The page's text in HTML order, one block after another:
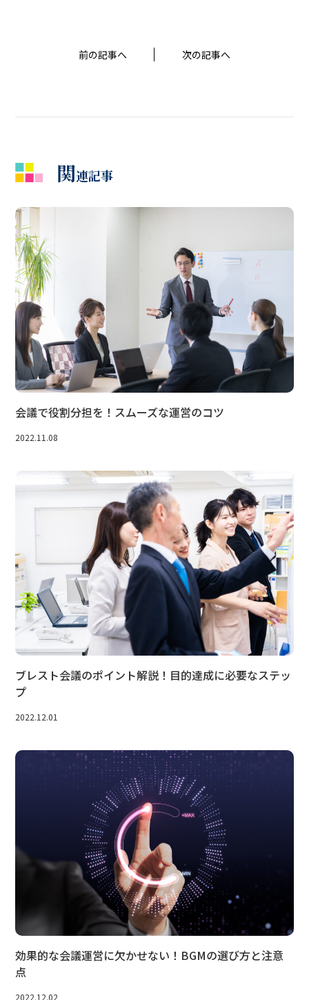
前の記事へ 次の記事へ
関連記事
会議で役割分担を！スムーズな運営のコツ
2022.11.08
ブレスト会議のポイント解説！目的達成に必要なステッ
プ
2022.12.01
効果的な会議運営に欠かせない！BGMの選び方と注意
点
2022.12.02